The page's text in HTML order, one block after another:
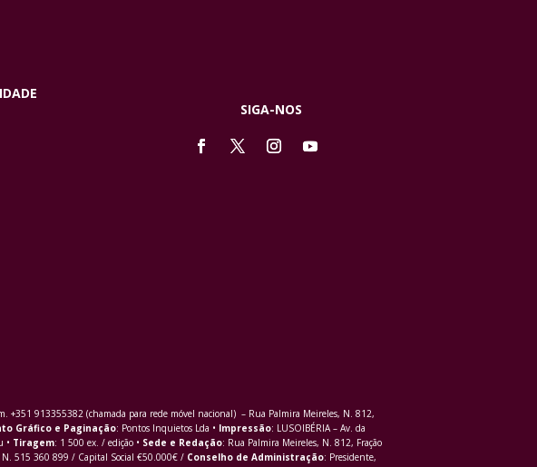
SIGA-NOS
+351 913355382 (chamada para rede móvel nacional) – Rua Palmira Meireles, N. 812,
Gráfico e Paginação: Pontos Inquietos Lda • Impressão: LUSOIBÉRIA – Av. da
• Tiragem: 1 500 ex. / edição • Sede e Redação: Rua Palmira Meireles, N. 812, Fração
515 360 899 / Capital Social €50.000€ / Conselho de Administração: Presidente,